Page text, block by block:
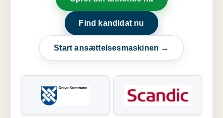
Find kandidat nu
Start ansættelsesmaskinen →